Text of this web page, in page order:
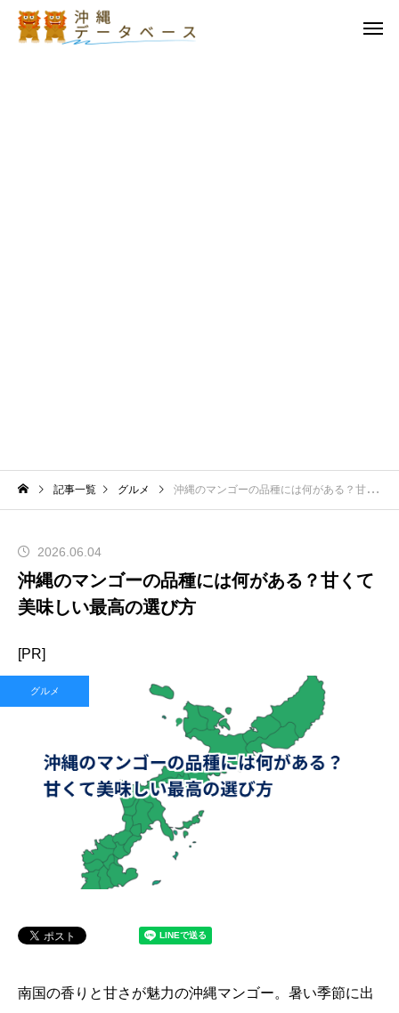
記事一覧 グルメ 沖縄のマンゴーの品種には何がある？甘くて美味しい最高の選び方
2026.06.04
沖縄のマンゴーの品種には何がある？甘くて
美味しい最高の選び方
[PR]
グルメ
南国の香りと甘さが魅力の沖縄マンゴー。暑い季節に出